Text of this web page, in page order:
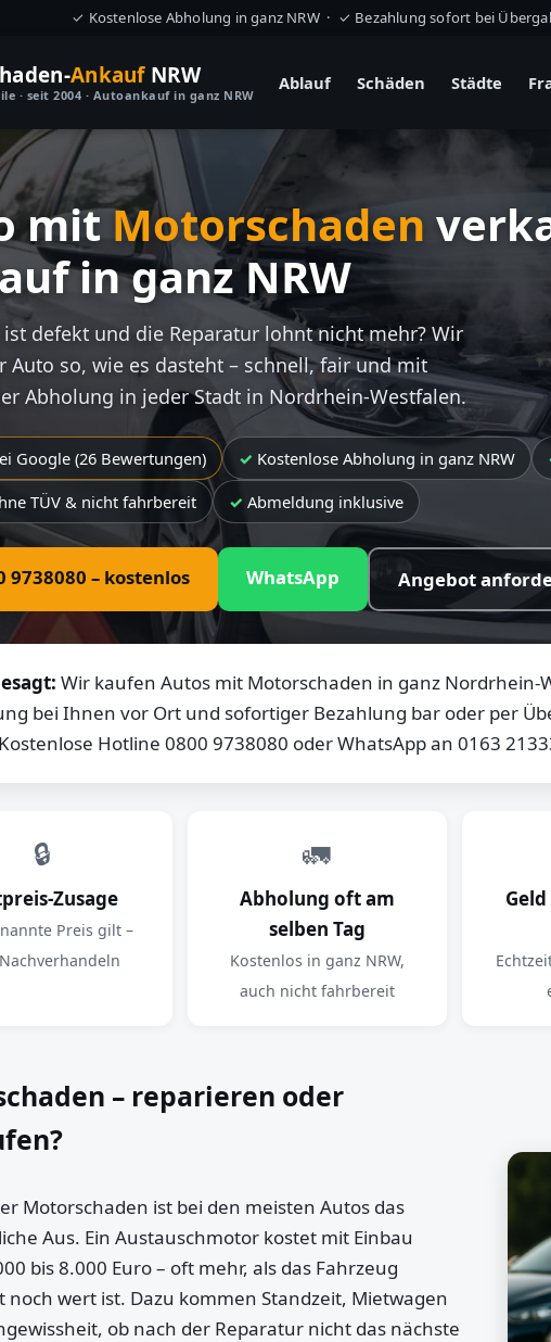
✓ Kostenlose Abholung in ganz NRW · ✓ Bezahlung sofort bei
AnkaufNRW
· seit 2004 · Autoankauf in ganz NRW
Ablauf Schäden Städte
mitMotorschaden
in ganz NRW
defekt und die Reparatur lohnt nicht mehr? Wir
Auto so, wie es dasteht – schnell, fair und mit
Abholung in jeder Stadt in Nordrhein-Westfalen.
Google (26 Bewertungen) Kostenlose Abholung in ganz NRW
TÜV & nicht fahrbereit
Abmeldung inklusive
9738080 – kostenlos WhatsApp Angebot
Wir kaufen Autos mit Motorschaden in ganz
bei Ihnen vor Ort und sofortiger Bezahlung bar oder per
Hotline 0800 9738080 oder WhatsApp an 0163
🔒
Zusage
Preis gilt –
🚛
Abholung oft am
selben Tag
Kostenlos in ganz NRW,
auch nicht fahrbereit
– reparieren oder
Motorschaden ist bei den meisten Autos das
Aus. Ein Austauschmotor kostet mit Einbau
bis 8.000 Euro – oft mehr, als das Fahrzeug
noch wert ist. Dazu kommen Standzeit, Mietwagen
ob nach der Reparatur nicht das nächste